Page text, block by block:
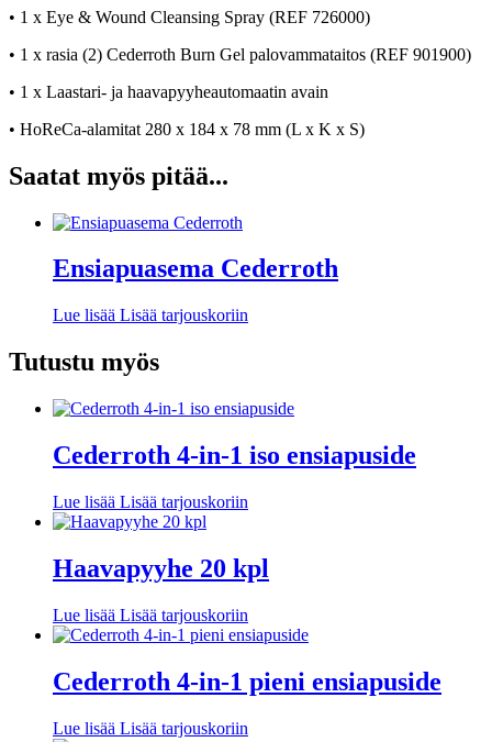
• 1 x Eye & Wound Cleansing Spray (REF 726000)
• 1 x rasia (2) Cederroth Burn Gel palovammataitos (REF 901900)
• 1 x Laastari- ja haavapyyheautomaatin avain
• HoReCa-alamitat 280 x 184 x 78 mm (L x K x S)
Saatat myös pitää...
Ensiapuasema Cederroth
Lue lisää Lisää tarjouskoriin
Tutustu myös
Cederroth 4-in-1 iso ensiapuside
Lue lisää Lisää tarjouskoriin
Haavapyyhe 20 kpl
Lue lisää Lisää tarjouskoriin
Cederroth 4-in-1 pieni ensiapuside
Lue lisää Lisää tarjouskoriin